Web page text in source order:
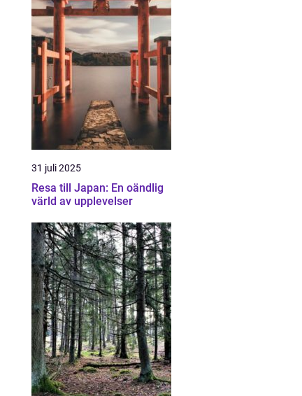
31 juli 2025
Resa till Japan: En oändlig
värld av upplevelser